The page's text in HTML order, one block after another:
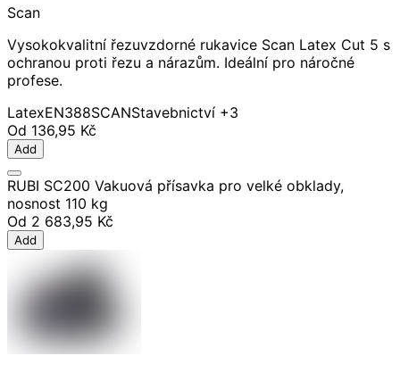
Scan
Vysokokvalitní řezuvzdorné rukavice Scan Latex Cut 5 s
ochranou proti řezu a nárazům. Ideální pro náročné
profese.
LatexEN388SCANStavebnictví +3
Od 136,95 Kč
Add
RUBI SC200 Vakuová přísavka pro velké obklady,
nosnost 110 kg
Od 2 683,95 Kč
Add